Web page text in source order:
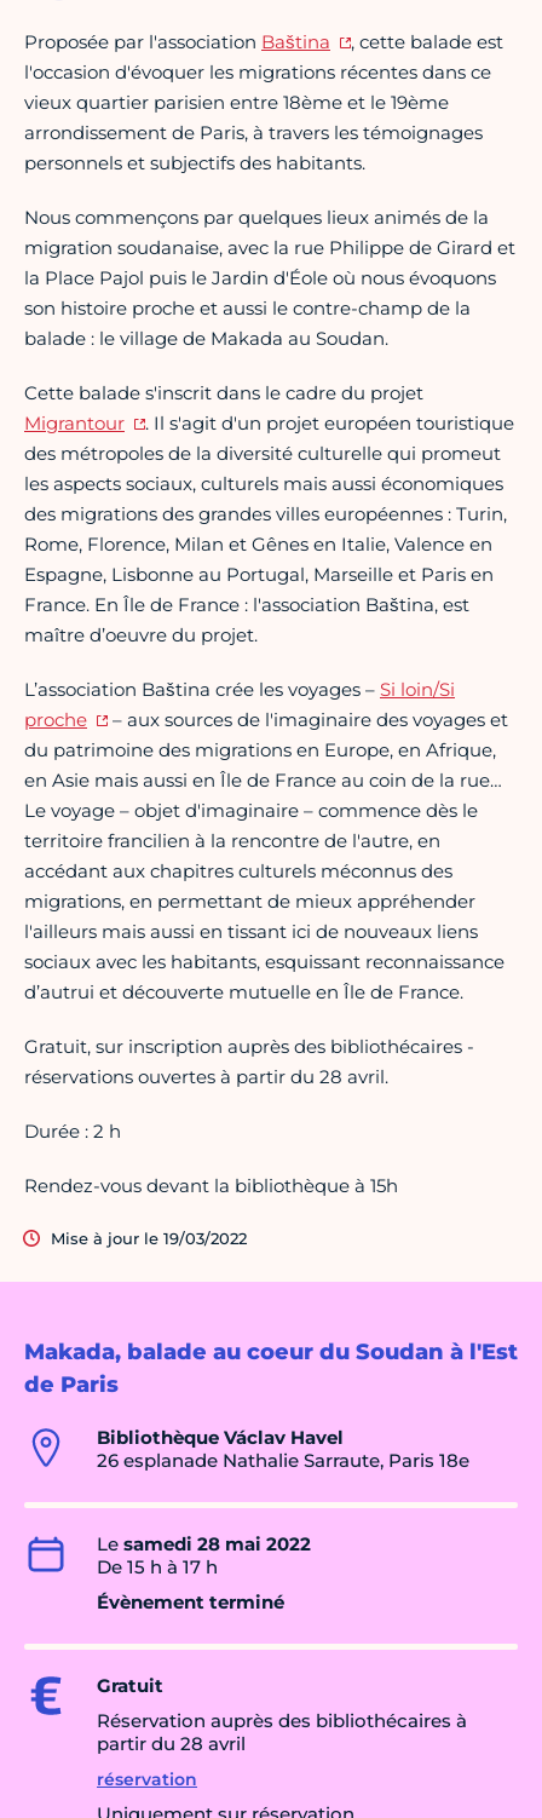
Makada, balade au coeur du Soudan à l'Est
de Paris
Bibliothèque Václav Havel
26 esplanade Nathalie Sarraute, Paris 18e
Le samedi 28 mai 2022
De 15 h à 17 h
Évènement terminé
Gratuit
Réservation auprès des bibliothécaires à
partir du 28 avril
réservation
Proposée par l'association Baština
, cette balade est
l'occasion d'évoquer les migrations récentes dans ce
vieux quartier parisien entre 18ème et le 19ème
arrondissement de Paris, à travers les témoignages
personnels et subjectifs des habitants.
Nous commençons par quelques lieux animés de la
migration soudanaise, avec la rue Philippe de Girard et
la Place Pajol puis le Jardin d'Éole où nous évoquons
son histoire proche et aussi le contre-champ de la
balade : le village de Makada au Soudan.
Cette balade s'inscrit dans le cadre du projet
Migrantour
. Il s'agit d'un projet européen touristique
des métropoles de la diversité culturelle qui promeut
les aspects sociaux, culturels mais aussi économiques
des migrations des grandes villes européennes : Turin,
Rome, Florence, Milan et Gênes en Italie, Valence en
Espagne, Lisbonne au Portugal, Marseille et Paris en
France. En Île de France : l'association Baština, est
maître d’oeuvre du projet.
L’association Baština crée les voyages – Si loin/Si
proche
– aux sources de l'imaginaire des voyages et
du patrimoine des migrations en Europe, en Afrique,
en Asie mais aussi en Île de France au coin de la rue…
Le voyage – objet d'imaginaire – commence dès le
territoire francilien à la rencontre de l'autre, en
accédant aux chapitres culturels méconnus des
migrations, en permettant de mieux appréhender
l'ailleurs mais aussi en tissant ici de nouveaux liens
sociaux avec les habitants, esquissant reconnaissance
d’autrui et découverte mutuelle en Île de France.
Gratuit, sur inscription auprès des bibliothécaires -
réservations ouvertes à partir du 28 avril.
Durée : 2 h
Rendez-vous devant la bibliothèque à 15h
Mise à jour le 19/03/2022